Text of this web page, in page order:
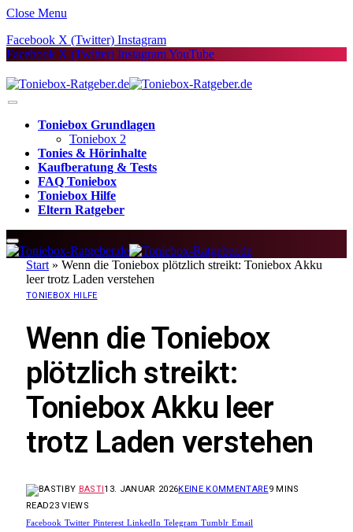
Close Menu
Facebook X (Twitter) Instagram
Facebook X (Twitter) InstagramYouTube
Toniebox Grundlagen
Toniebox 2
Tonies & Hörinhalte
Kaufberatung & Tests
FAQ Toniebox
Toniebox Hilfe
Eltern Ratgeber
Start » Wenn die Toniebox plötzlich streikt: Toniebox Akku
leer trotz Laden verstehen
TONIEBOX HILFE
Wenn die Toniebox
plötzlich streikt:
Toniebox Akku leer
trotz Laden verstehen
BY BASTI13. JANUAR 2026KEINE KOMMENTARE9 MINS
READ23VIEWS
Facebook Twitter Pinterest LinkedIn Telegram Tumblr Email